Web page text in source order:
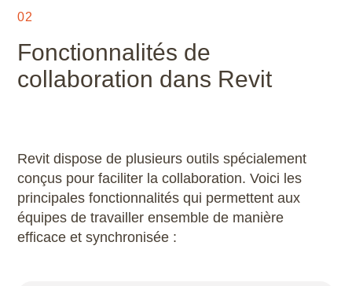
Style3D
Twinmotion
Unreal Engine
V-Ray
02
Fonctionnalités de
collaboration dans Revit
Revit dispose de plusieurs outils spécialement
conçus pour faciliter la collaboration. Voici les
principales fonctionnalités qui permettent aux
équipes de travailler ensemble de manière
efficace et synchronisée :